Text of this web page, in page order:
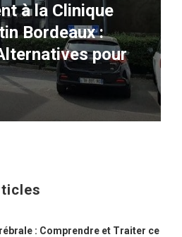
à la Clinique
Bordeaux :
pour
: Comprendre et Traiter ce